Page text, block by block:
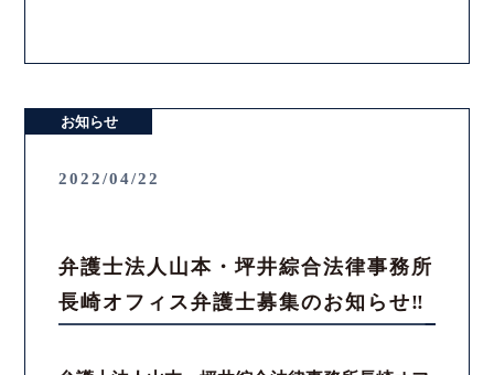
お知らせ
2022/04/22
弁護士法人山本・坪井綜合法律事務所
長崎オフィス弁護士募集のお知らせ‼